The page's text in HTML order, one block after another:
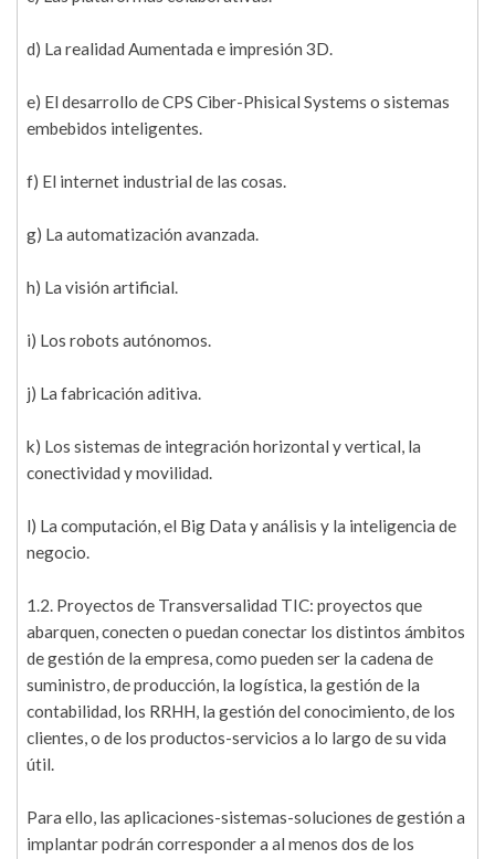
d) La realidad Aumentada e impresión 3D.
e) El desarrollo de CPS Ciber-Phisical Systems o sistemas
embebidos inteligentes.
f) El internet industrial de las cosas.
g) La automatización avanzada.
h) La visión artificial.
i) Los robots autónomos.
j) La fabricación aditiva.
k) Los sistemas de integración horizontal y vertical, la
conectividad y movilidad.
l) La computación, el Big Data y análisis y la inteligencia de
negocio.
1.2. Proyectos de Transversalidad TIC: proyectos que
abarquen, conecten o puedan conectar los distintos ámbitos
de gestión de la empresa, como pueden ser la cadena de
suministro, de producción, la logística, la gestión de la
contabilidad, los RRHH, la gestión del conocimiento, de los
clientes, o de los productos-servicios a lo largo de su vida
útil.
Para ello, las aplicaciones-sistemas-soluciones de gestión a
implantar podrán corresponder a al menos dos de los